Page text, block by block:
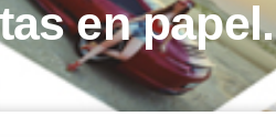
en papel.